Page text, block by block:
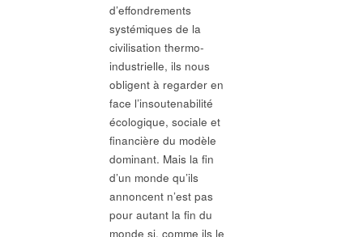
d’effondrements
systémiques de la
civilisation thermo-
industrielle, ils nous
obligent à regarder en
face l’insoutenabilité
écologique, sociale et
financière du modèle
dominant. Mais la fin
d’un monde qu’ils
annoncent n’est pas
pour autant la fin du
monde si, comme ils le